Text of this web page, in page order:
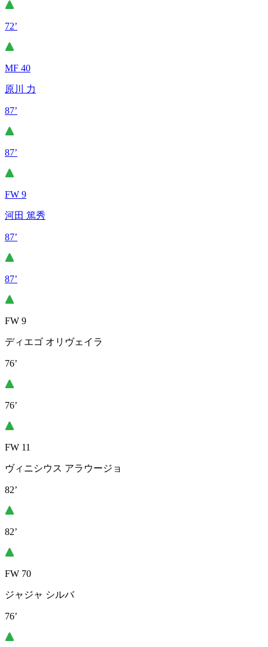
72’
MF 40
原川 力
87’
87’
FW 9
河田 篤秀
87’
87’
FW 9
ディエゴ オリヴェイラ
76’
76’
FW 11
ヴィニシウス アラウージョ
82’
82’
FW 70
ジャジャ シルバ
76’